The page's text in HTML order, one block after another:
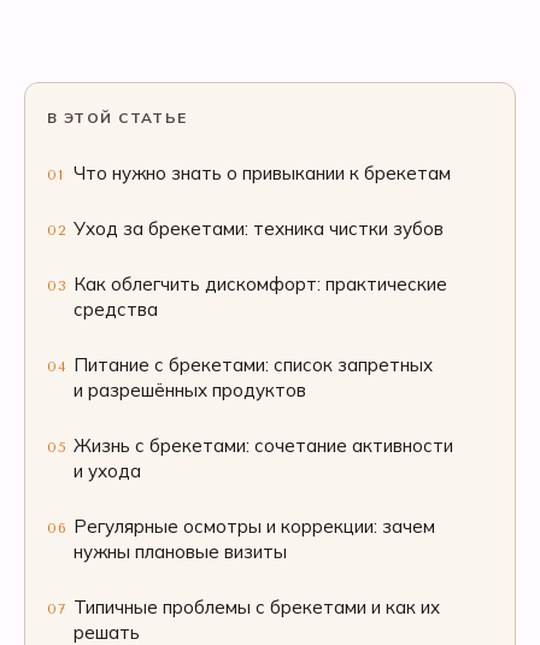
В ЭТОЙ СТАТЬЕ
01 Что нужно знать о привыкании к брекетам
02 Уход за брекетами: техника чистки зубов
03 Как облегчить дискомфорт: практические
средства
04 Питание с брекетами: список запретных
и разрешённых продуктов
05 Жизнь с брекетами: сочетание активности
и ухода
06 Регулярные осмотры и коррекции: зачем
нужны плановые визиты
07 Типичные проблемы с брекетами и как их
решать